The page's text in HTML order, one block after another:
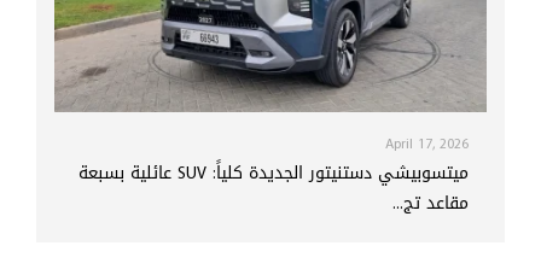
April 17, 2026
ميتسوبيشي دستنيتور الجديدة كلياً: SUV عائلية بسبعة
مقاعد تج...